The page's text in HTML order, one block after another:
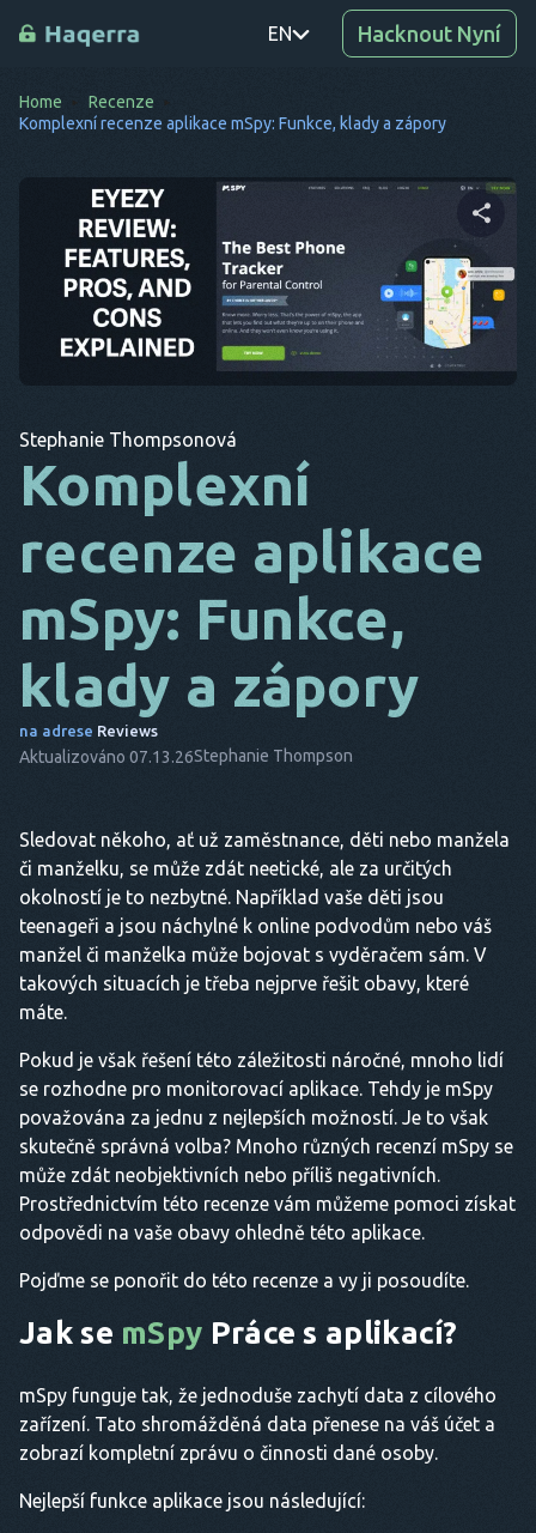
EN
PT
DE
SV
KO
BG
DA
NA
.
O.
NL
TR
PT
ON
Hacknout Nyní
Home
Recenze
Komplexní recenze aplikace mSpy: Funkce, klady a zápory
Sdílet tento článek
Twitter Facebook Kopírovat odkaz
Stephanie Thompsonová
Komplexní
recenze aplikace
mSpy: Funkce,
klady a zápory
na adrese Reviews
Aktualizováno 07.13.26Stephanie Thompson
Sledovat někoho, ať už zaměstnance, děti nebo manžela
či manželku, se může zdát neetické, ale za určitých
okolností je to nezbytné. Například vaše děti jsou
teenageři a jsou náchylné k online podvodům nebo váš
manžel či manželka může bojovat s vyděračem sám. V
takových situacích je třeba nejprve řešit obavy, které
máte.
Pokud je však řešení této záležitosti náročné, mnoho lidí
se rozhodne pro monitorovací aplikace. Tehdy je mSpy
považována za jednu z nejlepších možností. Je to však
skutečně správná volba? Mnoho různých recenzí mSpy se
může zdát neobjektivních nebo příliš negativních.
Prostřednictvím této recenze vám můžeme pomoci získat
odpovědi na vaše obavy ohledně této aplikace.
Pojďme se ponořit do této recenze a vy ji posoudíte.
Jak se mSpy Práce s aplikací?
mSpy funguje tak, že jednoduše zachytí data z cílového
zařízení. Tato shromážděná data přenese na váš účet a
zobrazí kompletní zprávu o činnosti dané osoby.
Nejlepší funkce aplikace jsou následující: